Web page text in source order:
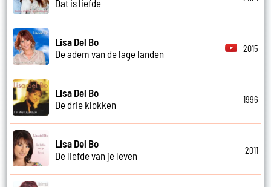
Dat is liefde
Lisa Del Bo
De adem van de lage landen
2015
Lisa Del Bo
De drie klokken
1996
Lisa Del Bo
De liefde van je leven
2011